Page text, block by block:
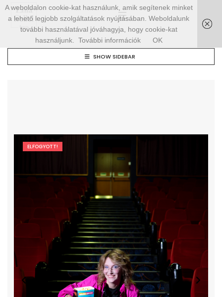
SHOW SIDEBAR
ELFOGYOTT!
A weboldalon cookie-kat használunk, amik segítenek minket
a lehető legjobb szolgáltatások nyújtásában. Weboldalunk
további használatával jóváhagyja, hogy cookie-kat
használjunk.
További információk OK